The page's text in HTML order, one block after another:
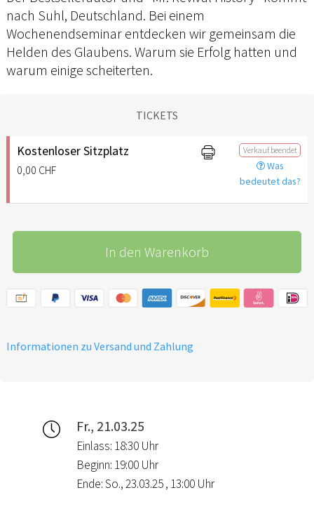
nach Suhl, Deutschland. Bei einem
Wochenendseminar entdecken wir gemeinsam die
Helden des Glaubens. Warum sie Erfolg hatten und
warum einige scheiterten.
TICKETS
Kostenloser Sitzplatz
0,00 CHF
Verkauf beendet
Was
bedeutet das?
In den Warenkorb
Informationen zu Versand und Zahlung
Fr., 21.03.25
Einlass: 18:30 Uhr
Beginn: 19:00 Uhr
Ende: So., 23.03.25 , 13:00 Uhr